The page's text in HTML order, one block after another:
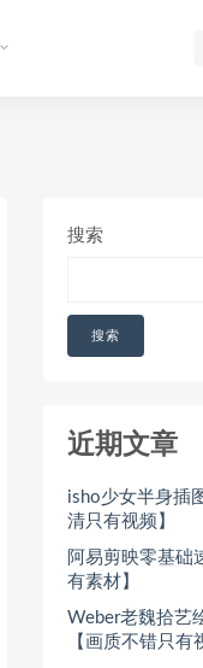
搜索
搜索
近期文章
isho少女半身插
清只有视频】
阿易剪映零基础
有素材】
Weber老魏拾艺
【画质不错只有